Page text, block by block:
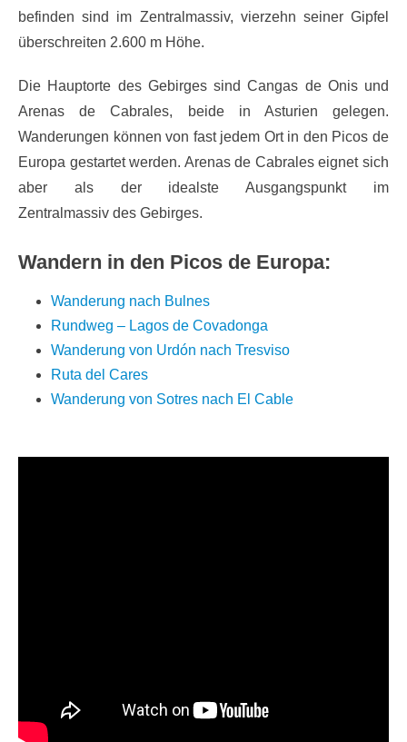
befinden sind im Zentralmassiv, vierzehn seiner Gipfel
überschreiten 2.600 m Höhe.
Die Hauptorte des Gebirges sind Cangas de Onis und
Arenas de Cabrales, beide in Asturien gelegen.
Wanderungen können von fast jedem Ort in den Picos de
Europa gestartet werden. Arenas de Cabrales eignet sich
aber als der idealste Ausgangspunkt im
Zentralmassiv des Gebirges.
Wandern in den Picos de Europa:
Wanderung nach Bulnes
Rundweg – Lagos de Covadonga
Wanderung von Urdón nach Tresviso
Ruta del Cares
Wanderung von Sotres nach El Cable